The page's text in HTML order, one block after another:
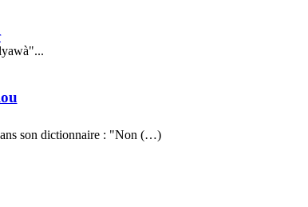
son dictionnaire : "Non (…)